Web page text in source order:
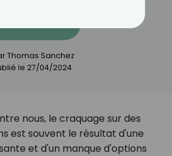
menus CROQ
Thomas Sanchez
le 27/04/2024
nous, le craquage sur des
est souvent le résultat d'une
et d'un manque d'options